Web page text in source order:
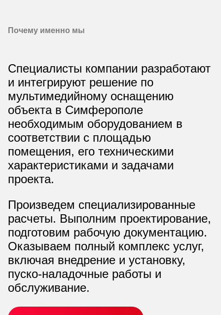
Почему именно мы
Специалисты компании разработают
и интегрируют решение по
мультимедийному оснащению
объекта в Симферополе
необходимым оборудованием в
соответствии с площадью
помещения, его техническими
характеристиками и задачами
проекта.
Произведем специализированные
расчеты. Выполним проектирование,
подготовим рабочую документацию.
Оказываем полный комплекс услуг,
включая внедрение и установку,
пуско-наладочные работы и
обслуживание.